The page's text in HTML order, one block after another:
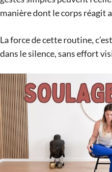
manière dont le corps réagit
La force de cette routine,
dans le silence, sans effort